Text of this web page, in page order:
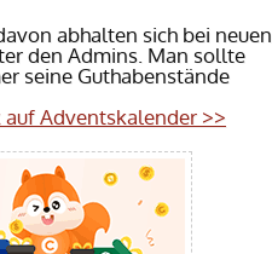
abhalten sich bei neuen
den Admins. Man sollte
seine Guthabenstände
Adventskalender >>